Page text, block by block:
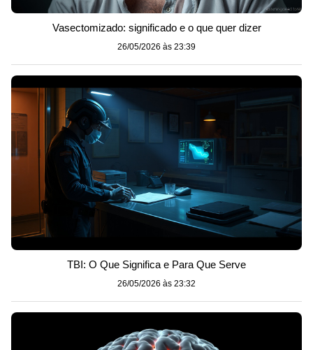
Vasectomizado: significado e o que quer dizer
26/05/2026 às 23:39
TBI: O Que Significa e Para Que Serve
26/05/2026 às 23:32